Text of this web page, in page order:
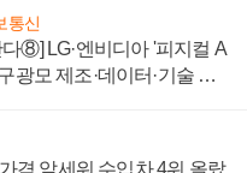
통신
다⑧] LG·엔비디아 '피지컬 A
광모 제조·데이터·기술 결